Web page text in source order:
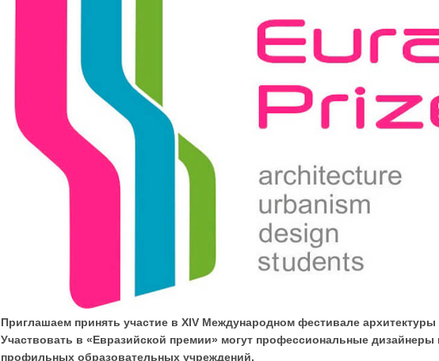
Приглашаем принять участие в XIV Международном фестивале
Участвовать в «Евразийской премии» могут профессиональные дизайнеры
профильных образовательных учреждений.